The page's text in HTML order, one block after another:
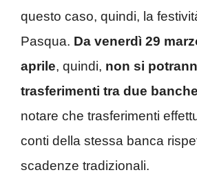
questo caso, quindi, la
Pasqua. Da venerdì 29
aprile, quindi, non si
trasferimenti tra due
notare che trasferimenti
conti della stessa banca
scadenze tradizionali.